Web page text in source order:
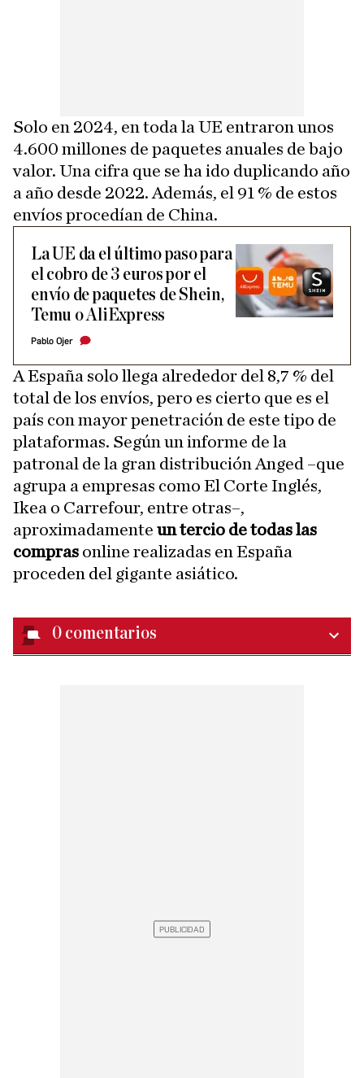
Solo en 2024, en toda la UE entraron unos
4.600 millones de paquetes anuales de bajo
valor. Una cifra que se ha ido duplicando año
a año desde 2022. Además, el 91 % de estos
envíos procedían de China.
La UE da el último paso para
el cobro de 3 euros por el
envío de paquetes de Shein,
Temu o AliExpress
Pablo Ojer
A España solo llega alrededor del 8,7 % del
total de los envíos, pero es cierto que es el
país con mayor penetración de este tipo de
plataformas. Según un informe de la
patronal de la gran distribución Anged –que
agrupa a empresas como El Corte Inglés,
Ikea o Carrefour, entre otras–,
aproximadamente un tercio de todas las
compras online realizadas en España
proceden del gigante asiático.
0 comentarios